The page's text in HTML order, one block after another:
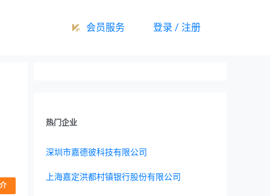
会员服务 登录 / 注册
热门企业
深圳市嘉德彼科技有限公司
上海嘉定洪都村镇银行股份有限公司